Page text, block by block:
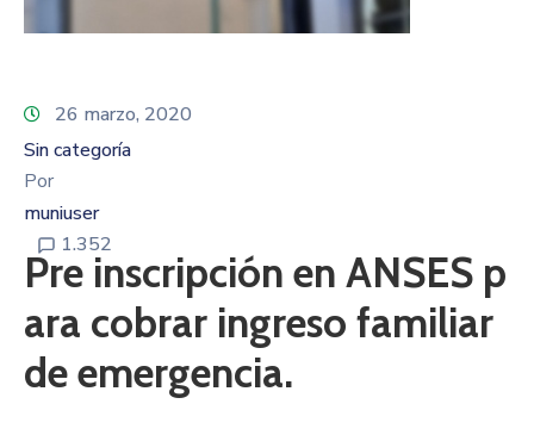
26 marzo, 2020
Sin categoría
Por
muniuser
1.352
Pre inscripción en ANSES p
ara cobrar ingreso familiar
de emergencia.